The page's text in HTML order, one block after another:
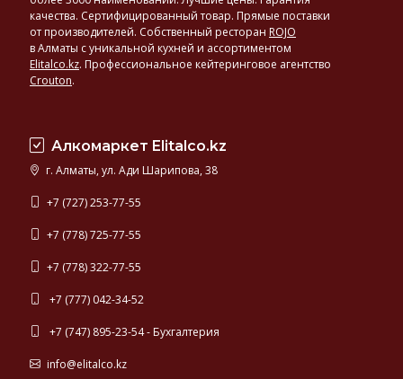
производителей:
нас
представлено
светлое
фильтрованное
нефильтрованное
пиво,
также
эксклюзивные
сорта
европейского
качества. Сертифицированный товар. Прямые поставки
от производителей. Собственный ресторан ROJO
в Алматы с уникальной кухней и ассортиментом
Elitalco.kz. Профессиональное кейтеринговое агентство
Crouton.
Алкомаркет Elitalco.kz
г. Алматы, ул. Ади Шарипова, 38
+7 (727) 253-77-55
+7 (778) 725-77-55
+7 (778) 322-77-55
+7 (777) 042-34-52
+7 (747) 895-23-54 - Бухгалтерия
info@elitalco.kz